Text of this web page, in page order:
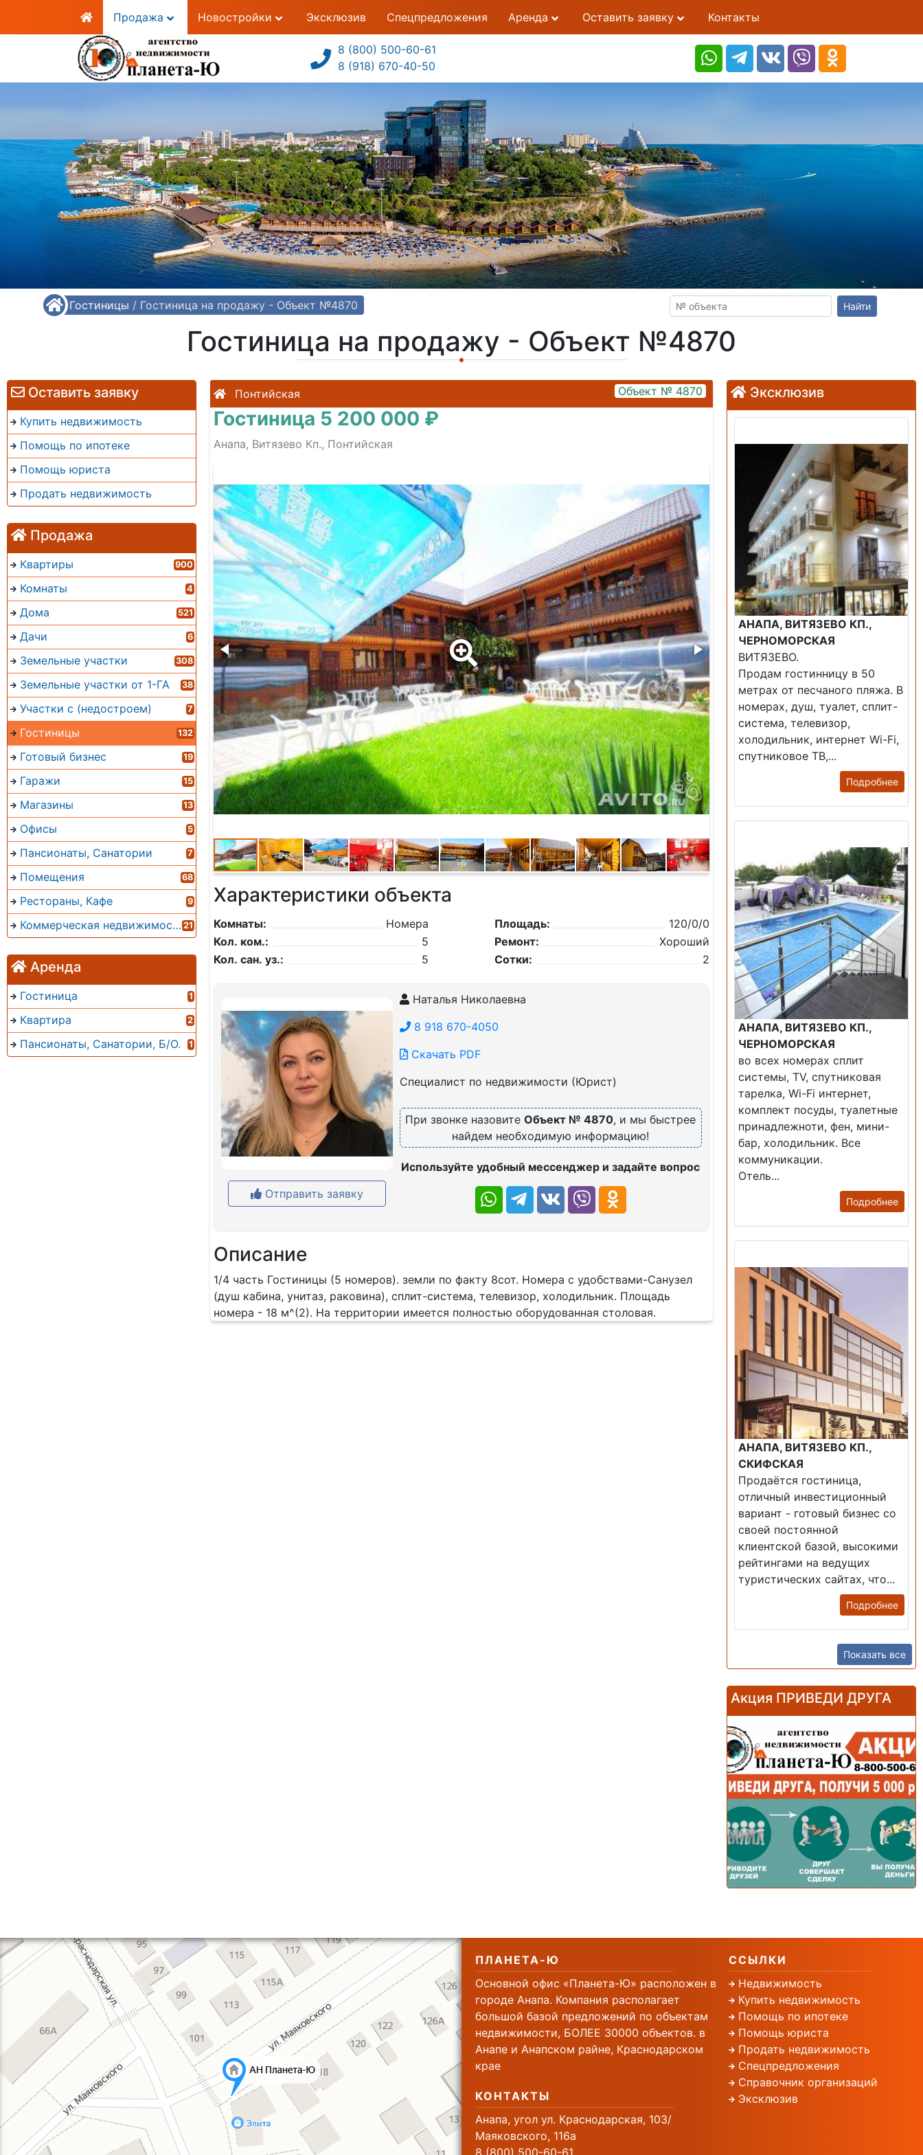
Продажа Новостройки Эксклюзив Спецпредложения Аренда Оставить заявку Контакты
8 (800) 500-60-61
8 (918) 670-40-50
/ Гостиницы / Гостиница на продажу - Объект №4870 Найти
Гостиница на продажу - Объект №4870
Оставить заявку
Купить недвижимость
Помощь по ипотеке
Помощь юриста
Продать недвижимость
Продажа
Квартиры 900
Комнаты 4
Дома 521
Дачи 6
Земельные участки 308
Земельные участки от 1-ГА 38
Участки с (недостроем) 7
Гостиницы 132
Готовый бизнес 19
Гаражи 15
Магазины 13
Офисы 5
Пансионаты, Санатории 7
Помещения 68
Рестораны, Кафе 9
Коммерческая недвижимость 21
Аренда
Гостиница 1
Квартира 2
Пансионаты, Санатории, Б/О. 1
Понтийская Объект № 4870
Гостиница 5 200 000 ₽
Анапа, Витязево Кп., Понтийская
Характеристики объекта
Комнаты:
Номера
Кол. ком.:
5
Кол. сан. уз.:
5
Площадь:
120/0/0
Ремонт:
Хороший
Сотки:
2
Отправить заявку
Наталья Николаевна
8 918 670-4050
Скачать PDF
Специалист по недвижимости (Юрист)
При звонке назовитеОбъект № 4870, и мы быстрее
найдем необходимую информацию!
Используйте удобный мессенджер и задайте вопрос
Описание
1/4 часть Гостиницы (5 номеров). земли по факту 8сот. Номера с удобствами-Санузел
(душ кабина, унитаз, раковина), сплит-система, телевизор, холодильник. Площадь
номера - 18 м^(2). На территории имеется полностью оборудованная столовая.
Эксклюзив
АНАПА, ВИТЯЗЕВО КП.,
ЧЕРНОМОРСКАЯ
ВИТЯЗЕВО.
Продам гостинницу в 50
метрах от песчаного пляжа. В
номерах, душ, туалет, сплит-
система, телевизор,
холодильник, интернет Wi-Fi,
спутниковое ТВ,...
Подробнее
АНАПА, ВИТЯЗЕВО КП.,
ЧЕРНОМОРСКАЯ
во всех номерах сплит
системы, TV, спутниковая
тарелка, Wi-Fi интернет,
комплект посуды, туалетные
принадлежноти, фен, мини-
бар, холодильник. Все
коммуникации.
Отель...
Подробнее
АНАПА, ВИТЯЗЕВО КП.,
СКИФСКАЯ
Продаётся гостиница,
отличный инвестиционный
вариант - готовый бизнес со
своей постоянной
клиентской базой, высокими
рейтингами на ведущих
туристических сайтах, что...
Подробнее
Показать все
Акция ПРИВЕДИ ДРУГА
ПЛАНЕТА-Ю
Основной офис «Планета-Ю» расположен в
городе Анапа. Компания располагает
большой базой предложений по объектам
недвижимости, БОЛЕЕ 30000 объектов. в
Анапе и Анапском райне, Краснодарском
крае
КОНТАКТЫ
Анапа, угол ул. Краснодарская, 103/
Маяковского, 116а
8 (800) 500-60-61
ССЫЛКИ
Недвижимость
Купить недвижимость
Помощь по ипотеке
Помощь юриста
Продать недвижимость
Спецпредложения
Справочник организаций
Эксклюзив